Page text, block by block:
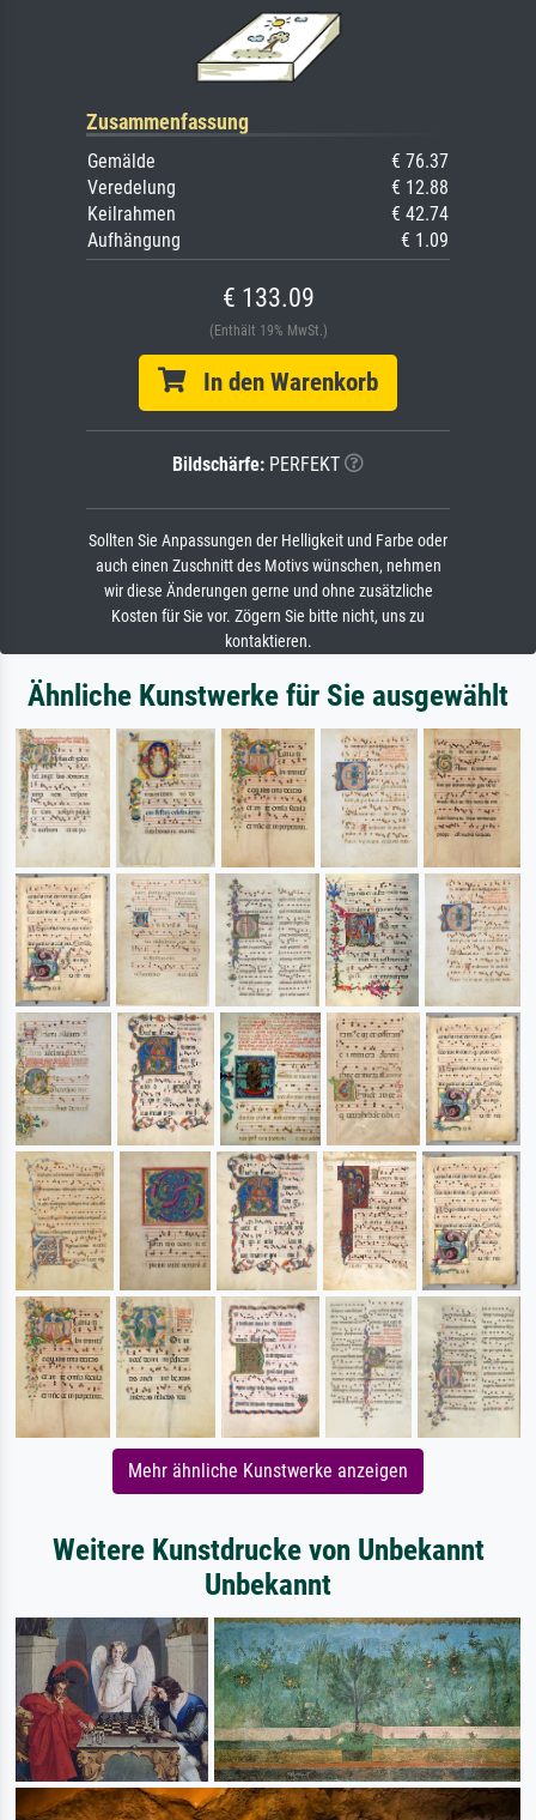
Zusammenfassung
Gemälde
€ 76.37
Veredelung
€ 12.88
Keilrahmen
€ 42.74
Aufhängung
€ 1.09
€ 133.09
(Enthält 19% MwSt.)
In den Warenkorb
Bildschärfe: PERFEKT
Sollten Sie Anpassungen der Helligkeit und Farbe oder
auch einen Zuschnitt des Motivs wünschen, nehmen
wir diese Änderungen gerne und ohne zusätzliche
Kosten für Sie vor. Zögern Sie bitte nicht, uns zu
kontaktieren.
Ähnliche Kunstwerke für Sie ausgewählt
Mehr ähnliche Kunstwerke anzeigen
Weitere Kunstdrucke von Unbekannt
Unbekannt